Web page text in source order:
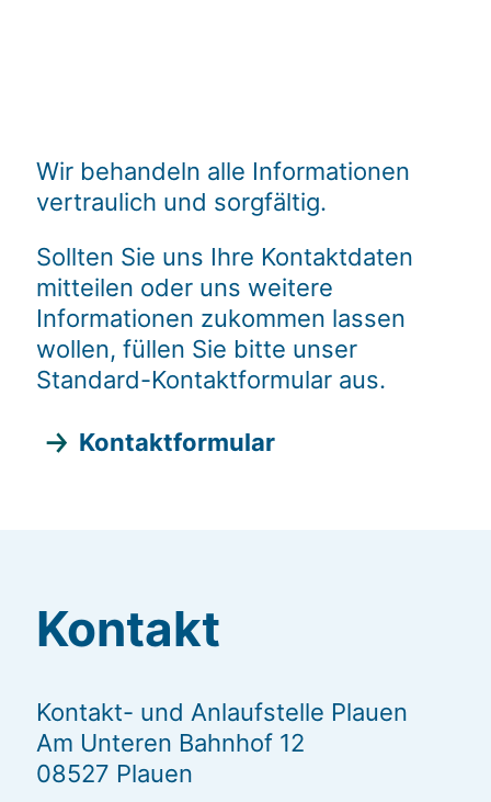
Wir behandeln alle Informationen
vertraulich und sorgfältig.
Sollten Sie uns Ihre Kontaktdaten
mitteilen oder uns weitere
Informationen zukommen lassen
wollen, füllen Sie bitte unser
Standard-Kontaktformular aus.
Kontaktformular
Kontakt
Kontakt- und Anlaufstelle Plauen
Am Unteren Bahnhof 12
08527 Plauen